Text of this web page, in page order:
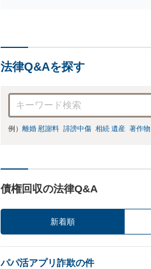
法律Q&Aを探す
例） 離婚 慰謝料 誹謗中傷 相続 遺産 著作
債権回収の法律Q&A
新着順
パパ活アプリ詐欺の件